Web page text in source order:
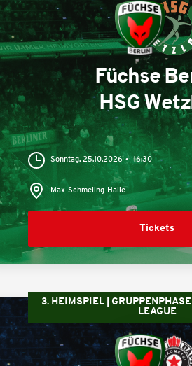
Füchse
HSG
Sonntag, 25.10.2026 16:30
Max-Schmeling-Halle
Tickets
3. HEIMSPIEL |
LEAGUE